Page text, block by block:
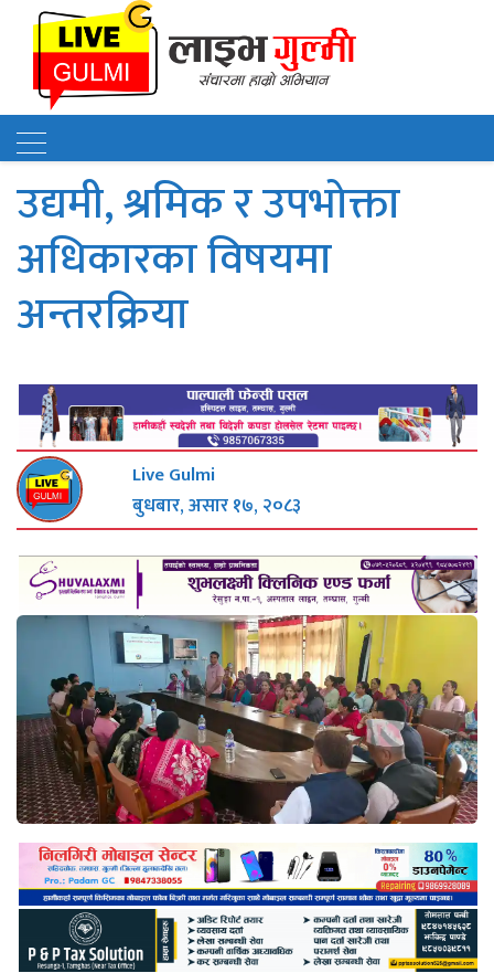
उद्यमी, श्रमिक र उपभोक्ता
अधिकारका विषयमा
अन्तरक्रिया
Live Gulmi
बुधबार, असार १७, २०८३